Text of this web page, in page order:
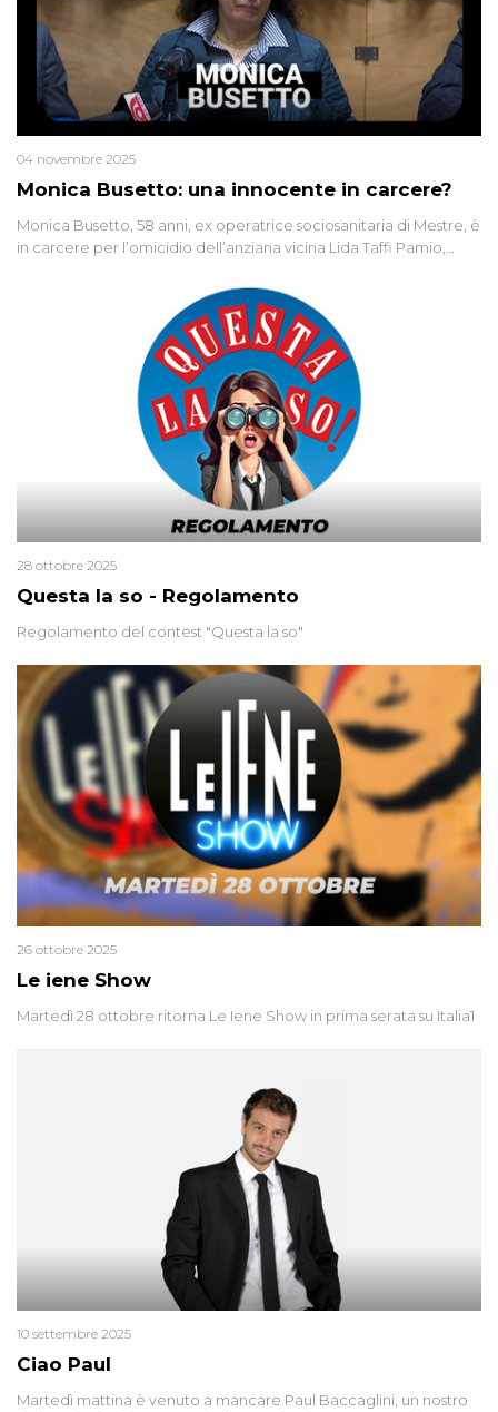
Monica Busetto: una innocente in carcere?
04 novembre 2025
Monica Busetto, 58 anni, ex operatrice sociosanitaria di Mestre, è
in carcere per l’omicidio dell’anziana vicina Lida Taffi Pamio,
minuscola su una collanina, Monica si proclama innocente. Nel
2015 un’altra donna confessa lo stesso delitto, poi ritratta. Due
colpevoli per un solo omicidio: errore giudiziario o giustizia
Questa la so - Regolamento
28 ottobre 2025
Regolamento del contest "Questa la so"
Le iene Show
26 ottobre 2025
Martedì 28 ottobre ritorna Le Iene Show in prima serata su Italia1
Ciao Paul
10 settembre 2025
Martedì mattina è venuto a mancare Paul Baccaglini, un nostro